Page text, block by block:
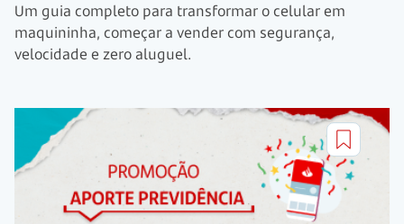
Um guia completo para transformar o celular em
maquininha, começar a vender com segurança,
velocidade e zero aluguel.